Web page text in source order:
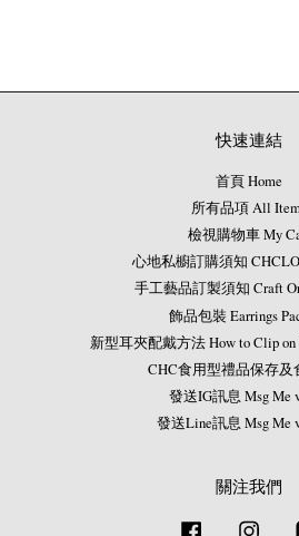
快速連結
首頁 Home
所有品項 All
檢視購物車 My
心地私櫥訂購須知
手工藝品訂製須知 Craft
飾品包裝 Earrings
新型耳夾配戴方法 How to Clip on
CHC食用型禮品保存及
發送IG訊息 Msg Me
發送Line訊息 Msg Me
關注我們
Facebook